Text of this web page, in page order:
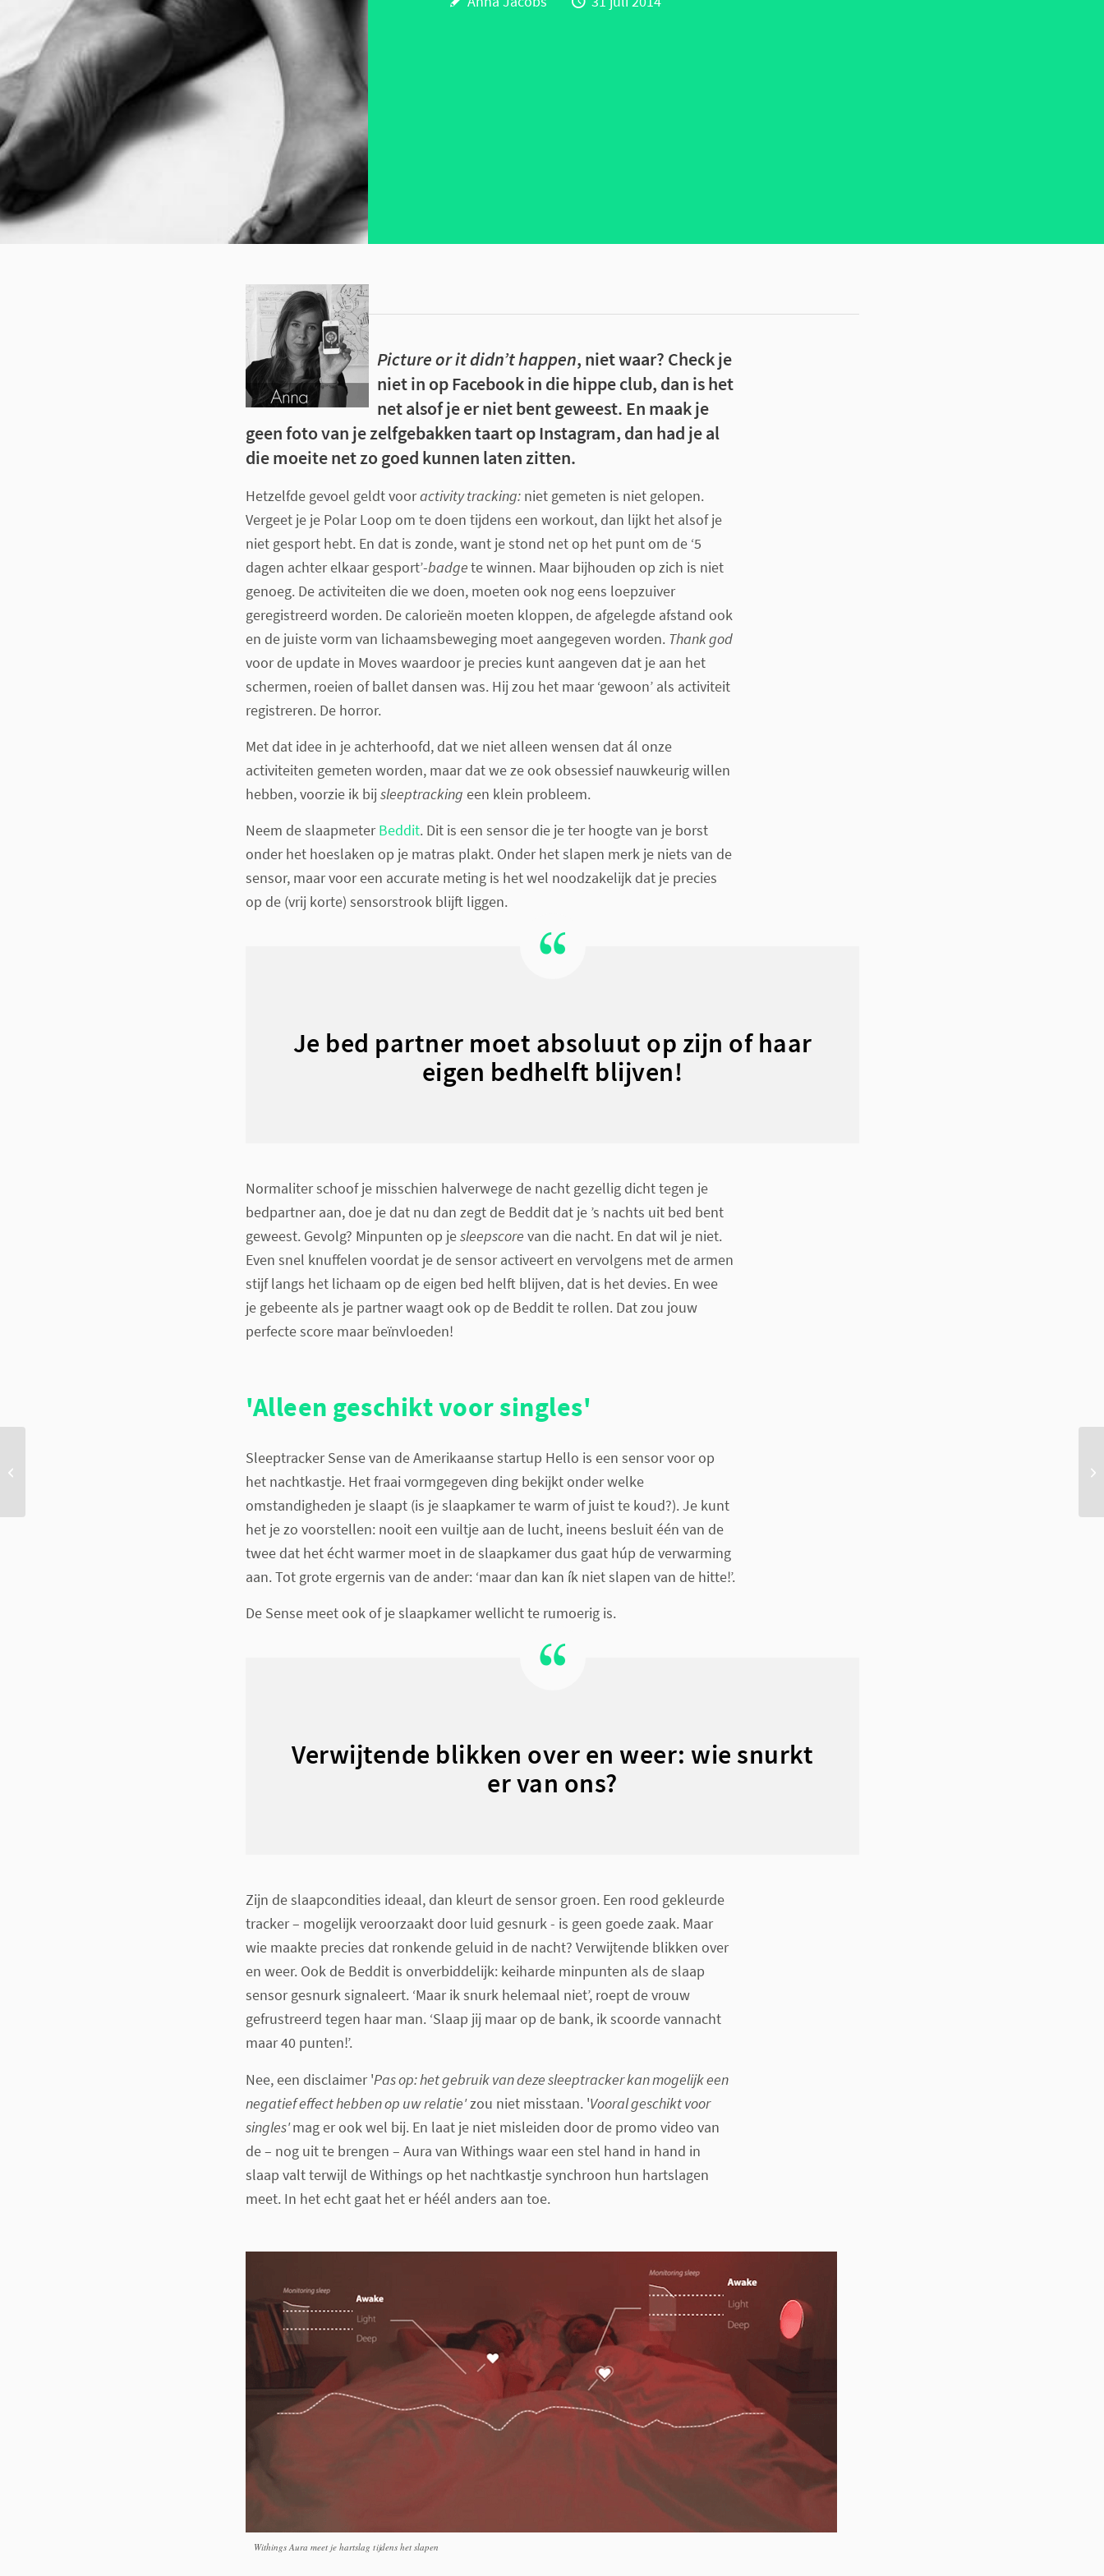
Picture or it didn’t happen, niet waar? Check je
niet in op Facebook in die hippe club, dan is het
net alsof je er niet bent geweest. En maak je
geen foto van je zelfgebakken taart op Instagram, dan had je al
die moeite net zo goed kunnen laten zitten.
Hetzelfde gevoel geldt vooractivity tracking: niet gemeten is niet gelopen.
Vergeet je je Polar Loop om te doen tijdens een workout, dan lijkt het alsof je
niet gesport hebt. En dat is zonde, want je stond net op het punt om de ‘5
dagen achter elkaar gesport’-badgete winnen. Maar bijhouden op zich is niet
genoeg. De activiteiten die we doen, moeten ook nog eens loepzuiver
geregistreerd worden. De calorieën moeten kloppen, de afgelegde afstand ook
en de juiste vorm van lichaamsbeweging moet aangegeven worden. Thank god
voor de update in Moves waardoor je precies kunt aangeven dat je aan het
schermen, roeien of ballet dansen was. Hij zou het maar ‘gewoon’ als activiteit
registreren. De horror.
Met dat idee in je achterhoofd, dat we niet alleen wensen dat ál onze
activiteiten gemeten worden, maar dat we ze ook obsessief nauwkeurig willen
hebben, voorzie ik bij sleeptracking een klein probleem.
Neem de slaapmeterBeddit. Dit is een sensor die je ter hoogte van je borst
onder het hoeslaken op je matras plakt. Onder het slapen merk je niets van de
sensor, maar voor een accurate meting is het wel noodzakelijk dat je precies
op de (vrij korte) sensorstrook blijft liggen.
Je bed partner moet absoluut op zijn of haar
eigen bedhelft blijven!
Normaliter schoof je misschien halverwege de nacht gezellig dicht tegen je
bedpartner aan, doe je dat nu dan zegt de Beddit dat je ’s nachts uit bed bent
geweest. Gevolg? Minpunten op jesleepscore van die nacht. En dat wil je niet.
Even snel knuffelen voordat je de sensor activeert en vervolgens met de armen
stijf langs het lichaam op de eigen bed helft blijven, dat is het devies. En wee
je gebeente als je partner waagt ook op de Beddit te rollen. Dat zou jouw
perfecte score maar beïnvloeden!
'Alleen geschikt voor singles'
Sleeptracker Sense van de Amerikaanse startup Hello is een sensor voor op
het nachtkastje. Het fraai vormgegeven ding bekijkt onder welke
omstandigheden je slaapt (is je slaapkamer te warm of juist te koud?). Je kunt
het je zo voorstellen: nooit een vuiltje aan de lucht, ineens besluit één van de
twee dat het écht warmer moet in de slaapkamer dus gaat húp de verwarming
aan. Tot grote ergernis van de ander: ‘maar dan kan ík niet slapen van de hitte!’.
De Sense meet ook of je slaapkamer wellicht te rumoerig is.
Verwijtende blikken over en weer: wie snurkt
er van ons?
Zijn de slaapcondities ideaal, dan kleurt de sensor groen. Een rood gekleurde
tracker – mogelijk veroorzaakt door luid gesnurk - is geen goede zaak. Maar
wie maakte precies dat ronkende geluid in de nacht? Verwijtende blikken over
en weer. Ook de Beddit is onverbiddelijk: keiharde minpunten als de slaap
sensor gesnurk signaleert. ‘Maar ik snurk helemaal niet’, roept de vrouw
gefrustreerd tegen haar man. ‘Slaap jij maar op de bank, ik scoorde vannacht
maar 40 punten!’.
Nee, een disclaimer 'Pas op: het gebruik van deze sleeptracker kan mogelijk een
negatief effect hebben op uw relatie'zou niet misstaan. 'Vooral geschikt voor
singles'mag er ook wel bij. En laat je niet misleiden door de promo video van
de – nog uit te brengen – Aura van Withings waar een stel hand in hand in
slaap valt terwijl de Withings op het nachtkastje synchroon hun hartslagen
meet. In het echt gaat het er héél anders aan toe.
Withings Aura meet je hartslag tijdens het slapen